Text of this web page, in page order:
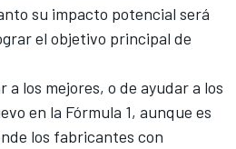
su impacto potencial será
el objetivo principal de
los mejores, o de ayudar a los
en la Fórmula 1, aunque es
los fabricantes con